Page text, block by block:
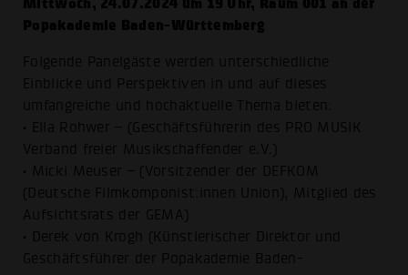
Popakademie Baden-Württemberg
Folgende Panelgäste werden unterschiedliche
Einblicke und Perspektiven in und auf dieses
umfangreiche und hochaktuelle Thema bieten:
• Ella Rohwer – (Geschäftsführerin des PRO MUSIK
Verband freier Musikschaffender e.V.)
• Micki Meuser – (Vorsitzender der DEFKOM
(Deutsche Filmkomponist:innen Union), Mitglied des
Aufsichtsrats der GEMA)
• Derek von Krogh (Künstlerischer Direktor und
Geschäftsführer der Popakademie Baden-